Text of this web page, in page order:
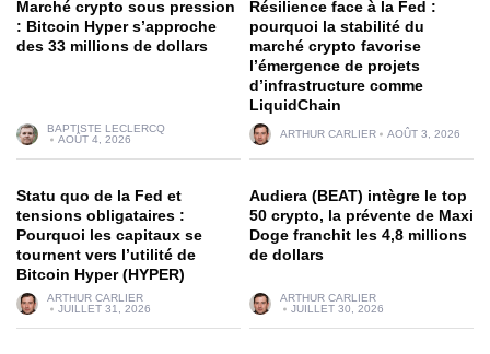
Marché crypto sous pression
: Bitcoin Hyper s’approche
des 33 millions de dollars
BAPTISTE LECLERCQ
AOÛT 4, 2026
Résilience face à la Fed :
pourquoi la stabilité du
marché crypto favorise
l’émergence de projets
d’infrastructure comme
LiquidChain
ARTHUR CARLIER AOÛT 3, 2026
Statu quo de la Fed et
tensions obligataires :
Pourquoi les capitaux se
tournent vers l’utilité de
Bitcoin Hyper (HYPER)
ARTHUR CARLIER
JUILLET 31, 2026
Audiera (BEAT) intègre le top
50 crypto, la prévente de Maxi
Doge franchit les 4,8 millions
de dollars
ARTHUR CARLIER
JUILLET 30, 2026